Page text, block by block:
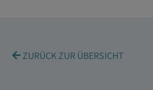
ZURÜCK ZUR ÜBERSICHT